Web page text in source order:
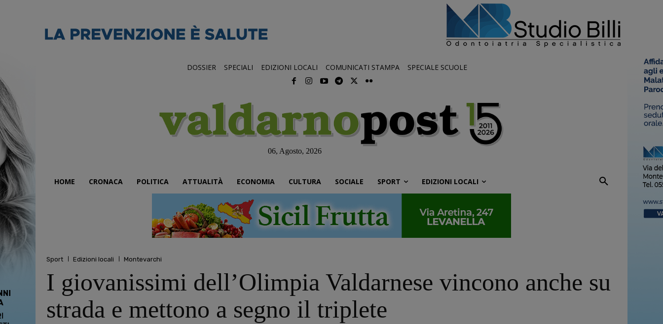
DOSSIER SPECIALI EDIZIONI LOCALI COMUNICATI STAMPA SPECIALE SCUOLE
06, Agosto, 2026
HOME CRONACA POLITICA ATTUALITÀ ECONOMIA CULTURA SOCIALE SPORT EDIZIONI LOCALI
Sport Edizioni locali Montevarchi
I giovanissimi dell’Olimpia Valdarnese vincono anche su
strada e mettono a segno il triplete